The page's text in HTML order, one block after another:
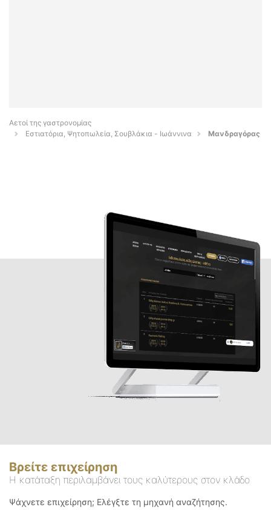
Αετοί της γαστρονομίας
Εστιατόρια, Ψητοπωλεία, Σουβλάκια - Ιωάννινα
Μανδραγόρας
Βρείτε επιχείρηση
Η κατάταξη περιλαμβάνει τους καλύτερους στον κλάδο
Ψάχνετε επιχείρηση; Ελέγξτε τη μηχανή αναζήτησης.